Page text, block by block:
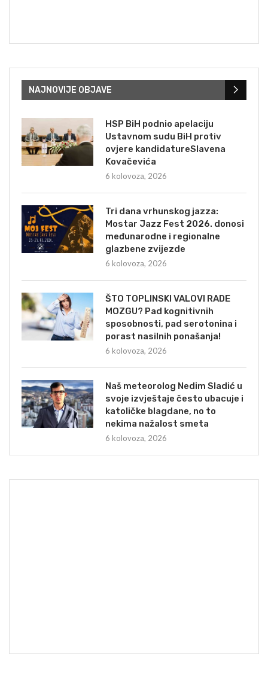
NAJNOVIJE OBJAVE
HSP BiH podnio apelaciju
Ustavnom sudu BiH protiv
ovjere kandidatureSlavena
Kovačevića
6 kolovoza, 2026
Tri dana vrhunskog jazza:
Mostar Jazz Fest 2026. donosi
međunarodne i regionalne
glazbene zvijezde
6 kolovoza, 2026
ŠTO TOPLINSKI VALOVI RADE
MOZGU? Pad kognitivnih
sposobnosti, pad serotonina i
porast nasilnih ponašanja!
6 kolovoza, 2026
Naš meteorolog Nedim Sladić u
svoje izvještaje često ubacuje i
katoličke blagdane, no to
nekima nažalost smeta
6 kolovoza, 2026